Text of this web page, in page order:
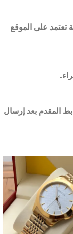
على الموقع
المقدم بعد إرسال